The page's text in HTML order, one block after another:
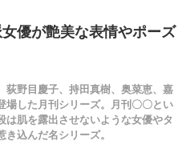
優が艶美な表情やポーズ
荻野目慶子、持田真樹、奥菜恵、嘉
場した月刊シリーズ。月刊〇〇とい
は肌を露出させないような女優やタ
込んだ名シリーズ。